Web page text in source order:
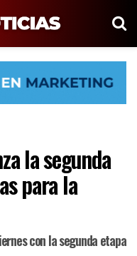
la segunda
para la
con la segunda etapa